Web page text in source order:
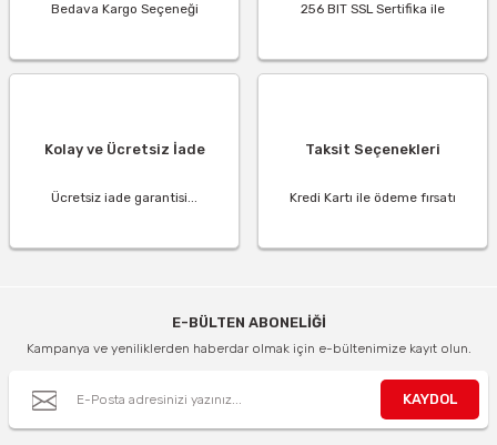
Bedava Kargo Seçeneği 256 BIT SSL Sertifika ile
Kolay ve Ücretsiz İade
Ücretsiz iade garantisi...
Taksit Seçenekleri
Kredi Kartı ile ödeme fırsatı
E-BÜLTEN ABONELİĞİ
Kampanya ve yeniliklerden haberdar olmak için e-bültenimize kayıt olun.
KAYDOL